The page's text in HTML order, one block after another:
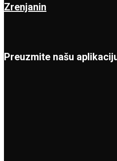
Zrenjanin
Preuzmite našu